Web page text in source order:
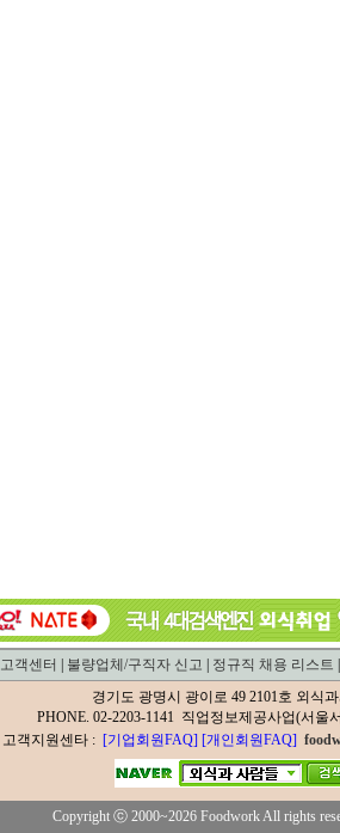
고객센터 불량업체/구직자 신고 정규직 채용 리스트
경기도 광명시 광이로 49 2101호 외식
PHONE. 02-2203-1141 직업정보제공사업(서울
고객지원센타 : [기업회원FAQ] [개인회원FAQ]
Copyright ⓒ 2000~2026 Foodwork All rights